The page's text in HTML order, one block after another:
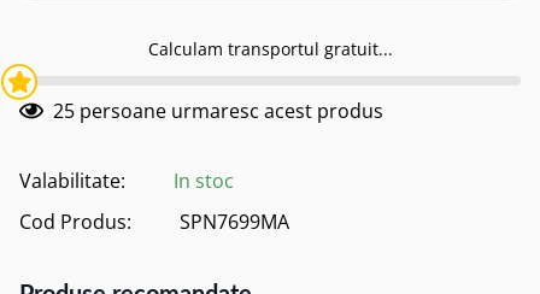
Calculam transportul gratuit...
25 persoane urmaresc acest produs
Valabilitate:
In stoc
Cod Produs:
SPN7699MA